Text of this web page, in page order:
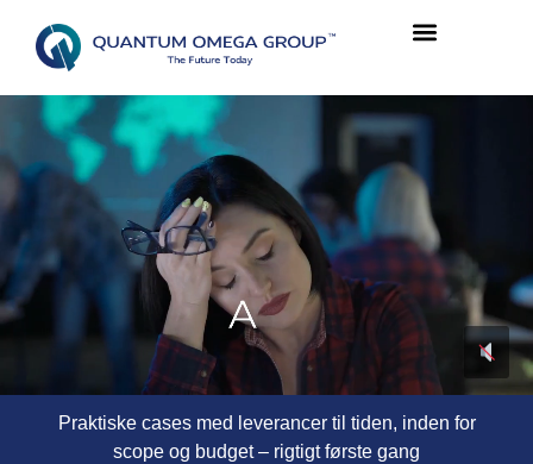
Praktiske cases med leverancer til tiden, inden for
scope og budget – rigtigt første gang